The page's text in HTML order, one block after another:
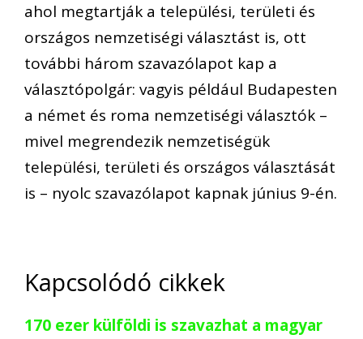
ahol megtartják a települési, területi és
országos nemzetiségi választást is, ott
további három szavazólapot kap a
választópolgár: vagyis például Budapesten
a német és roma nemzetiségi választók –
mivel megrendezik nemzetiségük
települési, területi és országos választását
is – nyolc szavazólapot kapnak június 9-én.
Kapcsolódó cikkek
170 ezer külföldi is szavazhat a magyar